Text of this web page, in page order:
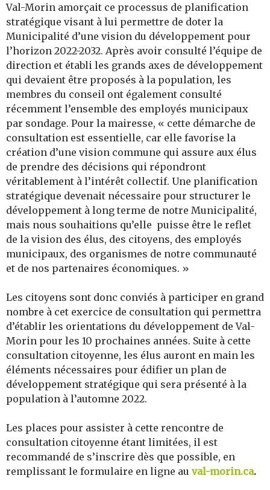
Val-Morin amorçait ce processus de planification
stratégique visant à lui permettre de doter la
Municipalité d’une vision du développement pour
l’horizon 2022-2032. Après avoir consulté l’équipe de
direction et établi les grands axes de développement
qui devaient être proposés à la population, les
membres du conseil ont également consulté
récemment l’ensemble des employés municipaux
par sondage. Pour la mairesse, « cette démarche de
consultation est essentielle, car elle favorise la
création d’une vision commune qui assure aux élus
de prendre des décisions qui répondront
véritablement à l’intérêt collectif. Une planification
stratégique devenait nécessaire pour structurer le
développement à long terme de notre Municipalité,
mais nous souhaitions qu’elle puisse être le reflet
de la vision des élus, des citoyens, des employés
municipaux, des organismes de notre communauté
et de nos partenaires économiques. »
Les citoyens sont donc conviés à participer en grand
nombre à cet exercice de consultation qui permettra
d’établir les orientations du développement de Val-
Morin pour les 10 prochaines années. Suite à cette
consultation citoyenne, les élus auront en main les
éléments nécessaires pour édifier un plan de
développement stratégique qui sera présenté à la
population à l’automne 2022.
Les places pour assister à cette rencontre de
consultation citoyenne étant limitées, il est
recommandé de s’inscrire dès que possible, en
remplissant le formulaire en ligne au val-morin.ca.